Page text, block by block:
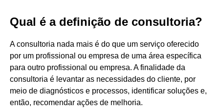
Qual é a definição de consultoria?
A consultoria nada mais é do que um serviço oferecido
por um profissional ou empresa de uma área específica
para outro profissional ou empresa. A finalidade da
consultoria é levantar as necessidades do cliente, por
meio de diagnósticos e processos, identificar soluções e,
então, recomendar ações de melhoria.